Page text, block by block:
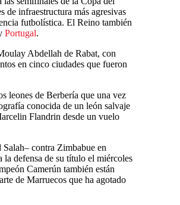
de infraestructura más agresivas
futbolística. El Reino también
Portugal.
Abdellah de Rabat, con
en cinco ciudades que fueron
leones de Berbería que una vez
conocida de un león salvaje
Flandrin desde un vuelo
contra Zimbabue en
defensa de su título el miércoles
Camerún también están
de Marruecos que ha agotado